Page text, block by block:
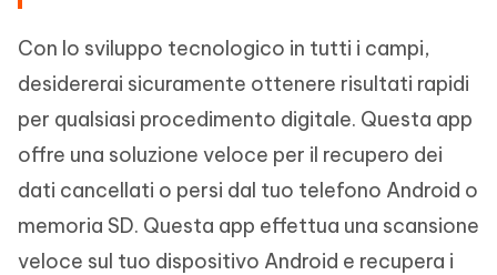
Con lo sviluppo tecnologico in tutti i campi,
desidererai sicuramente ottenere risultati rapidi
per qualsiasi procedimento digitale. Questa app
offre una soluzione veloce per il recupero dei
dati cancellati o persi dal tuo telefono Android o
memoria SD. Questa app effettua una scansione
veloce sul tuo dispositivo Android e recupera i